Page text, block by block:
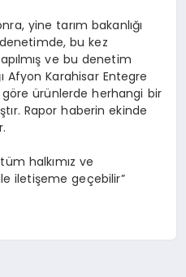
yine tarım bakanlığı
bu kez
ve bu denetim
Afyon Karahisar Entegre
ürünlerde herhangi bir
Rapor haberin ekinde
halkımız ve
iletişeme geçebilir”